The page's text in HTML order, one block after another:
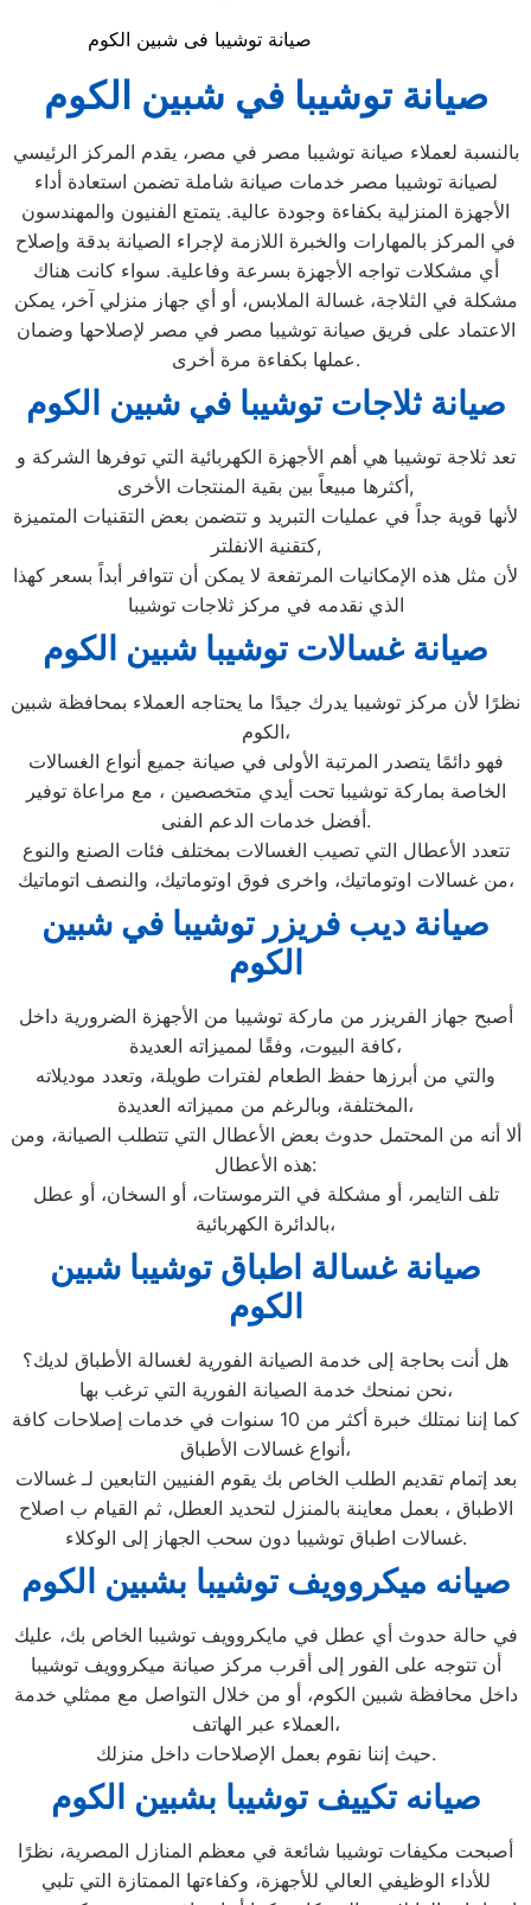
صيانة توشيبا فى شبين الكوم
صيانة توشيبا في شبين الكوم
بالنسبة لعملاء صيانة توشيبا مصر في مصر، يقدم المركز الرئيسي
لصيانة توشيبا مصر خدمات صيانة شاملة تضمن استعادة أداء
الأجهزة المنزلية بكفاءة وجودة عالية. يتمتع الفنيون والمهندسون
في المركز بالمهارات والخبرة اللازمة لإجراء الصيانة بدقة وإصلاح
أي مشكلات تواجه الأجهزة بسرعة وفاعلية. سواء كانت هناك
مشكلة في الثلاجة، غسالة الملابس، أو أي جهاز منزلي آخر، يمكن
الاعتماد على فريق صيانة توشيبا مصر في مصر لإصلاحها وضمان
عملها بكفاءة مرة أخرى.
صيانة ثلاجات توشيبا في شبين الكوم
تعد ثلاجة توشيبا هي أهم الأجهزة الكهربائية التي توفرها الشركة و
أكثرها مبيعاً بين بقية المنتجات الأخرى,
لأنها قوية جداً في عمليات التبريد و تتضمن بعض التقنيات المتميزة
كتقنية الانفلتر,
لأن مثل هذه الإمكانيات المرتفعة لا يمكن أن تتوافر أبداً بسعر كهذا
الذي نقدمه في مركز ثلاجات توشيبا
صيانة غسالات توشيبا شبين الكوم
نظرًا لأن مركز توشيبا يدرك جيدًا ما يحتاجه العملاء بمحافظة شبين
الكوم،
فهو دائمًا يتصدر المرتبة الأولى في صيانة جميع أنواع الغسالات
الخاصة بماركة توشيبا تحت أيدي متخصصين ، مع مراعاة توفير
أفضل خدمات الدعم الفنى.
تتعدد الأعطال التي تصيب الغسالات بمختلف فئات الصنع والنوع
من غسالات اوتوماتيك، واخرى فوق اوتوماتيك، والنصف اتوماتيك،
صيانة ديب فريزر توشيبا في شبين
الكوم
أصبح جهاز الفريزر من ماركة توشيبا من الأجهزة الضرورية داخل
كافة البيوت، وفقًا لمميزاته العديدة،
والتي من أبرزها حفظ الطعام لفترات طويلة، وتعدد موديلاته
المختلفة، وبالرغم من مميزاته العديدة،
ألا أنه من المحتمل حدوث بعض الأعطال التي تتطلب الصيانة، ومن
هذه الأعطال:
تلف التايمر، أو مشكلة في الترموستات، أو السخان، أو عطل
بالدائرة الكهربائية،
صيانة غسالة اطباق توشيبا شبين
الكوم
هل أنت بحاجة إلى خدمة الصيانة الفورية لغسالة الأطباق لديك؟
نحن نمنحك خدمة الصيانة الفورية التي ترغب بها،
كما إننا نمتلك خبرة أكثر من 10 سنوات في خدمات إصلاحات كافة
أنواع غسالات الأطباق،
بعد إتمام تقديم الطلب الخاص بك يقوم الفنيين التابعين لـ غسالات
الاطباق ، بعمل معاينة بالمنزل لتحديد العطل، ثم القيام ب اصلاح
غسالات اطباق توشيبا دون سحب الجهاز إلى الوكلاء.
صيانه ميكروويف توشيبا بشبين الكوم
في حالة حدوث أي عطل في مايكروويف توشيبا الخاص بك، عليك
أن تتوجه على الفور إلى أقرب مركز صيانة ميكروويف توشيبا
داخل محافظة شبين الكوم، أو من خلال التواصل مع ممثلي خدمة
العملاء عبر الهاتف،
حيث إننا نقوم بعمل الإصلاحات داخل منزلك.
صيانه تكييف توشيبا بشبين الكوم
أصبحت مكيفات توشيبا شائعة في معظم المنازل المصرية، نظرًا
للأداء الوظيفي العالي للأجهزة، وكفاءتها الممتازة التي تلبي